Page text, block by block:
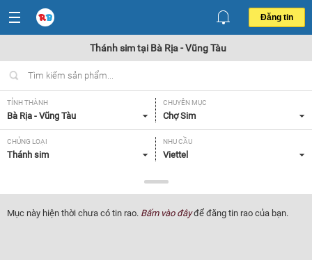
Đăng tin
Thánh sim tại Bà Rịa - Vũng Tàu
TỈNH THÀNH
Bà Rịa - Vũng Tàu
CHUYÊN MỤC
Chợ Sim
CHỦNG LOẠI
Thánh sim
NHU CẦU
Viettel
Tất cả
Mục này hiện thời chưa có tin rao. Bấm vào đâyđể đăng tin rao của bạn.